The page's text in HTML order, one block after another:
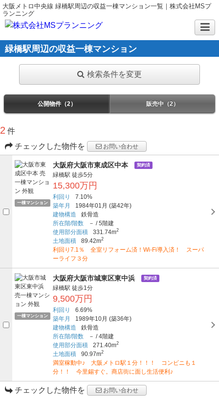
大阪メトロ中央線 緑橋駅周辺の収益一棟マンション一覧｜株式会社MSプ
ランニング
緑橋駅周辺の収益一棟マンション
検索条件を変更
公開物件（2） 販売中（2）
2 件
チェックした物件を
お問い合わせ
一棟マンション
大阪府大阪市東成区中本 契約済
緑橋駅 徒歩5分
15,300万円
利回り
7.10%
築年月
1984年01月 (築42年)
建物構造
鉄骨造
所在階/階数
－ /5階建
使用部分面積
331.74m2
土地面積 89.42m2
利回り7.1％ 全室リフォーム済！Wi-Fi導入済！ スーパ
ーライフ３分
一棟マンション
大阪府大阪市城東区東中浜 契約済
緑橋駅 徒歩1分
9,500万円
利回り
6.69%
築年月
1989年10月 (築36年)
建物構造
鉄骨造
所在階/階数
－ /4階建
使用部分面積
271.40m2
土地面積 90.97m2
満室稼動中♪ 大阪メトロ駅１分！！！ コンビニも１
分！！ 今里錫すぐ。商店街に面し生活便利♪
チェックした物件を お問い合わせ